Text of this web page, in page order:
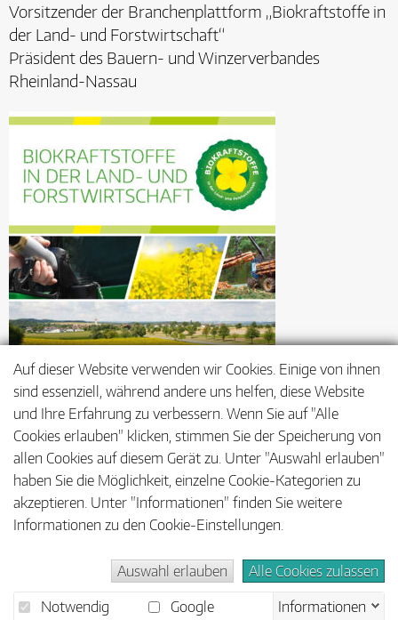
Vorsitzender der Branchenplattform „Biokraftstoffe in
der Land- und Forstwirtschaft“
Präsident des Bauern- und Winzerverbandes
Rheinland-Nassau
Barrierefreiheit Impressum Datenschutz
Auf dieser Website verwenden wir Cookies. Einige von ihnen
sind essenziell, während andere uns helfen, diese Website
und Ihre Erfahrung zu verbessern. Wenn Sie auf "Alle
Cookies erlauben" klicken, stimmen Sie der Speicherung von
allen Cookies auf diesem Gerät zu. Unter "Auswahl erlauben"
haben Sie die Möglichkeit, einzelne Cookie-Kategorien zu
akzeptieren. Unter "Informationen" finden Sie weitere
Informationen zu den Cookie-Einstellungen.
Auswahl erlauben
Alle Cookies zulassen
Notwendig
Google
Informationen